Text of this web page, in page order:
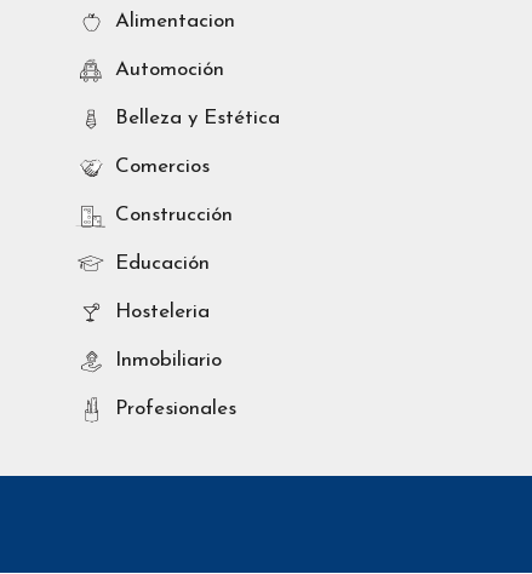
Alimentacion
Automoción
Belleza y Estética
Comercios
Construcción
Educación
Hosteleria
Inmobiliario
Profesionales